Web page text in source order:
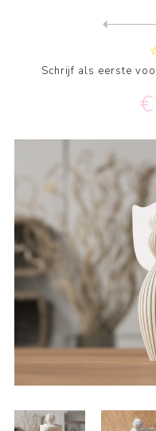
Schrijf als eerste